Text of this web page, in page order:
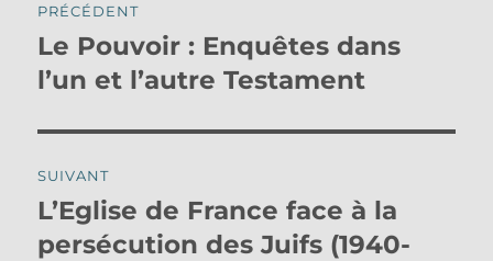
de
l’article
PRÉCÉDENT
Publication
précédente :
Le Pouvoir : Enquêtes dans
l’un et l’autre Testament
SUIVANT
Publication
suivante :
L’Eglise de France face à la
persécution des Juifs (1940-